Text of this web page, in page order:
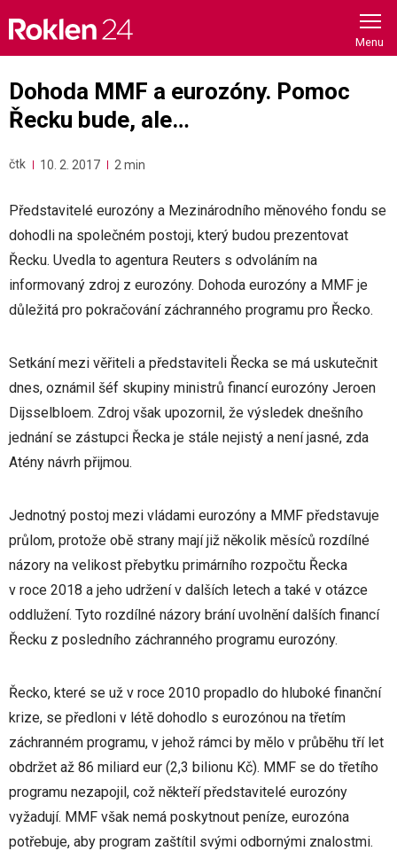
content
Dohoda MMF a eurozóny. Pomoc
Řecku bude, ale…
čtk 10. 2. 2017 2 min
Představitelé eurozóny a Mezinárodního měnového fondu se
dohodli na společném postoji, který budou prezentovat
Řecku. Uvedla to agentura Reuters s odvoláním na
informovaný zdroj z eurozóny. Dohoda eurozóny a MMF je
důležitá pro pokračování záchranného programu pro Řecko.
Setkání mezi věřiteli a představiteli Řecka se má uskutečnit
dnes, oznámil šéf skupiny ministrů financí eurozóny Jeroen
Dijsselbloem. Zdroj však upozornil, že výsledek dnešního
jednání se zástupci Řecka je stále nejistý a není jasné, zda
Atény návrh přijmou.
Jednotný postoj mezi vládami eurozóny a MMF představuje
průlom, protože obě strany mají již několik měsíců rozdílné
názory na velikost přebytku primárního rozpočtu Řecka
v roce 2018 a jeho udržení v dalších letech a také v otázce
oddlužení. Tyto rozdílné názory brání uvolnění dalších financí
Řecku z posledního záchranného programu eurozóny.
Řecko, které se už v roce 2010 propadlo do hluboké finanční
krize, se předloni v létě dohodlo s eurozónou na třetím
záchranném programu, v jehož rámci by mělo v průběhu tří let
obdržet až 86 miliard eur (2,3 bilionu Kč). MMF se do třetího
programu nezapojil, což někteří představitelé eurozóny
vyžadují. MMF však nemá poskytnout peníze, eurozóna
potřebuje, aby program zaštítil svými odbornými znalostmi.